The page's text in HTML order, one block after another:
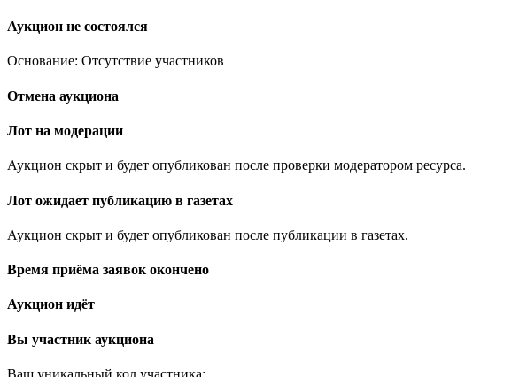
Аукцион не состоялся
Основание: Отсутствие участников
Отмена аукциона
Лот на модерации
Аукцион скрыт и будет опубликован после проверки модератором ресурса.
Лот ожидает публикацию в газетах
Аукцион скрыт и будет опубликован после публикации в газетах.
Время приёма заявок окончено
Аукцион идёт
Вы участник аукциона
Ваш уникальный код участника: .